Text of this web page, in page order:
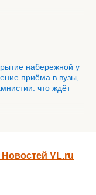
набережной у
приёма в вузы,
что ждёт
VL.ru